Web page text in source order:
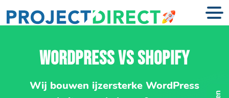
WORDPRESS VS SHOPIFY
Wij bouwen ijzersterke WordPress